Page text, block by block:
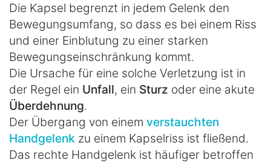
Die Kapsel begrenzt in jedem Gelenk den
Bewegungsumfang, so dass es bei einem Riss
und einer Einblutung zu einer starken
Bewegungseinschränkung kommt.
Die Ursache für eine solche Verletzung ist in
der Regel ein Unfall, ein Sturz oder eine akute
Überdehnung.
Der Übergang von einem verstauchten
Handgelenk zu einem Kapselriss ist fließend.
Das rechte Handgelenk ist häufiger betroffen